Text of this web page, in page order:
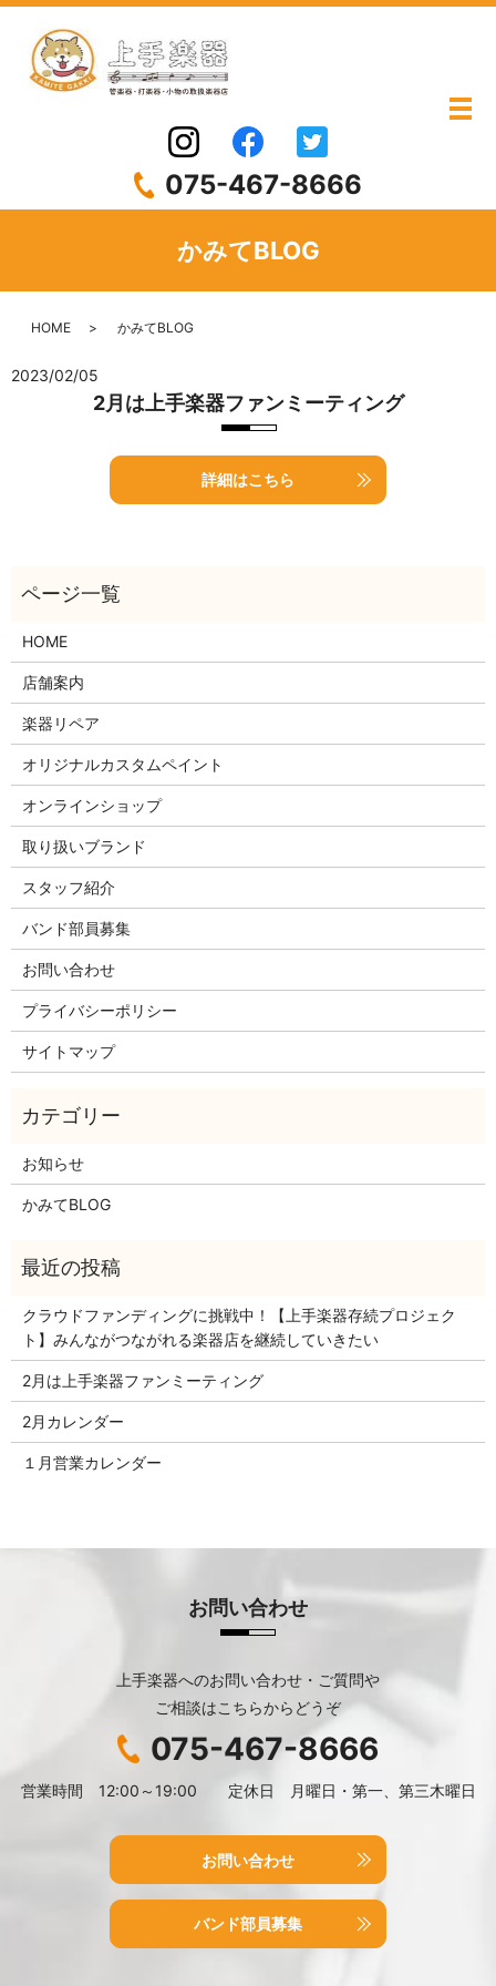
075-467-8666
かみてBLOG
HOME かみてBLOG
2023/02/05
2月は上手楽器ファンミーティング
詳細はこちら
HOME
店舗案内
楽器リペア
オリジナルカスタムペイント
オンラインショップ
取り扱いブランド
スタッフ紹介
バンド部員募集
お問い合わせ
プライバシーポリシー
サイトマップ
お知らせ
かみてBLOG
クラウドファンディングに挑戦中！【上手楽器存続プロジェク
ト】みんながつながれる楽器店を継続していきたい
2月は上手楽器ファンミーティング
2月カレンダー
１月営業カレンダー
お問い合わせ
上手楽器へのお問い合わせ・ご質問や
ご相談はこちらからどうぞ
075-467-8666
営業時間 12:00～19:00 定休日 月曜日・第一、第三木曜日
お問い合わせ
バンド部員募集